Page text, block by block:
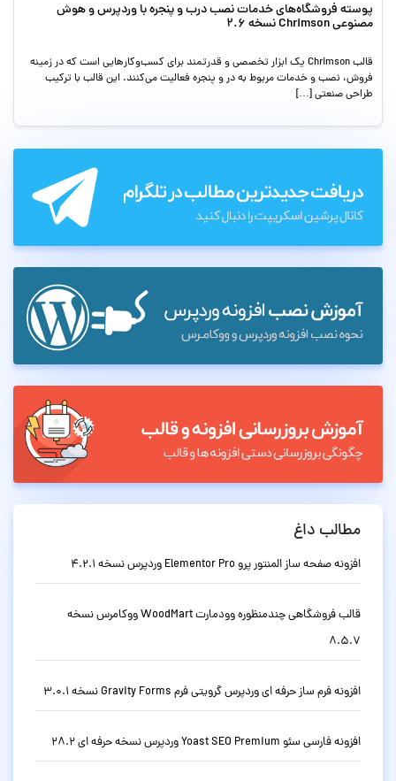
پوسته فروشگاه‌های خدمات نصب درب و پنجره با وردپرس و هوش
مصنوعی Chrimson نسخه 2.6
قالب Chrimson یک ابزار تخصصی و قدرتمند برای کسب‌وکارهایی است که در زمینه
فروش، نصب و خدمات مربوط به در و پنجره فعالیت می‌کنند. این قالب با ترکیب
طراحی صنعتی […]
مطالب داغ
افزونه صفحه ساز المنتور پرو Elementor Pro وردپرس نسخه 4.2.1
قالب فروشگاهی چندمنظوره وودمارت WoodMart ووکامرس نسخه
8.5.7
افزونه فرم ساز حرفه ای وردپرس گرویتی فرم Gravity Forms نسخه 3.0.1
افزونه فارسی سئو Yoast SEO Premium وردپرس نسخه حرفه ای 28.2